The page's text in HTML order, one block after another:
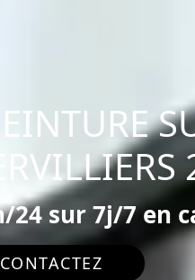
sur 7j/7 en